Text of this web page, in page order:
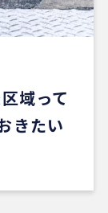
い人や、
だけで良
せん。
動産会社や
り着きに
いろいろ
域って
きたい